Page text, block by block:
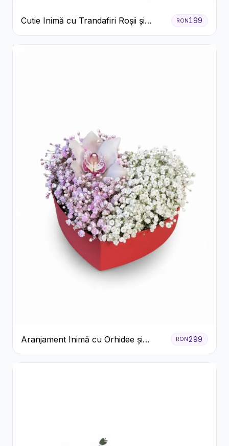
Cutie Inimă cu Trandafiri Roșii și
Ferrero Rocher
RON199
Aranjament Inimă cu Orhidee și
Floarea Miresei
RON299